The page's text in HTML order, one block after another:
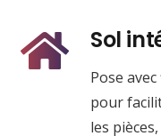
Sol
Pose
pour
les